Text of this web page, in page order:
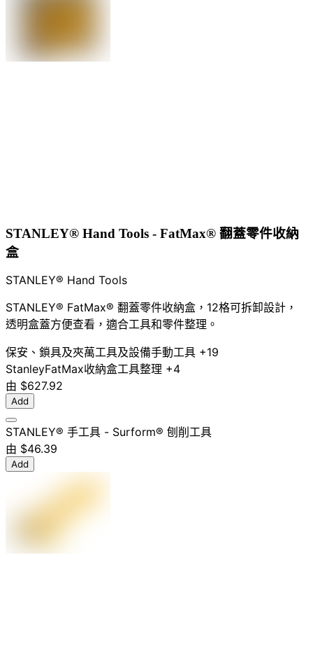
STANLEY® Hand Tools - FatMax® 翻蓋零件收納
盒
STANLEY® Hand Tools
STANLEY® FatMax® 翻蓋零件收納盒，12格可拆卸設計，
透明盒蓋方便查看，適合工具和零件整理。
保安、鎖具及夾萬工具及設備手動工具 +19
StanleyFatMax收納盒工具整理 +4
由 $627.92
Add
STANLEY® 手工具 - Surform® 刨削工具
由 $46.39
Add